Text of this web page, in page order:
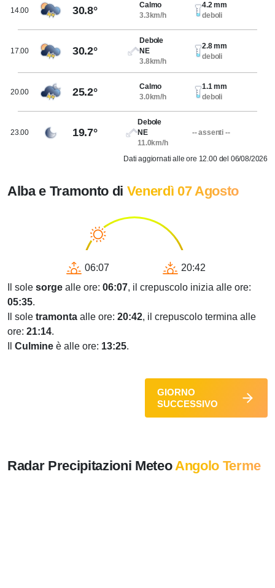
14.00 30.8°
Calmo
3.3km/h
4.2 mm
deboli
17.00 30.2°
Debole
NE
3.8km/h
2.8 mm
deboli
20.00 25.2°
Calmo
3.0km/h
1.1 mm
deboli
23.00 19.7°
Debole
NE
11.0km/h
-- assenti --
Dati aggiornati alle ore 12.00 del 06/08/2026
Alba e Tramonto di Venerdì 07 Agosto
06:07
20:42
Il sole sorge alle ore: 06:07, il crepuscolo inizia alle ore:
05:35.
Il sole tramonta alle ore: 20:42, il crepuscolo termina alle
ore: 21:14.
Culmine è alle ore: 13:25.
GIORNO
SUCCESSIVO
Radar Precipitazioni MeteoAngolo Terme